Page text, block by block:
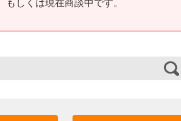
しくは現在商談中です。